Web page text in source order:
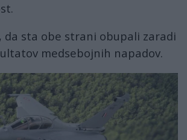
da sta obe strani obupali zaradi
medsebojnih napadov.